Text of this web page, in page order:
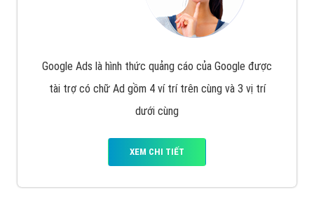
Google Ads là hình thức quảng cáo của Google được
tài trợ có chữ Ad gồm 4 ví trí trên cùng và 3 vị trí
dưới cùng
XEM CHI TIẾT